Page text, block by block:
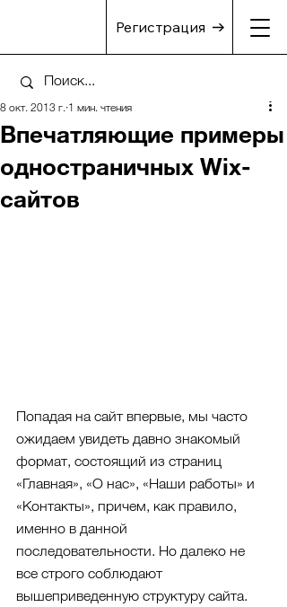
Регистрация
Впечатляющие примеры
одностраничных Wix-
сайтов
8 окт. 2013 г. 1 мин. чтения
Попадая на сайт впервые, мы часто
ожидаем увидеть давно знакомый
формат, состоящий из страниц
«Главная», «О нас», «Наши работы» и
«Контакты», причем, как правило,
именно в данной
последовательности. Но далеко не
все строго соблюдают
вышеприведенную структуру сайта.